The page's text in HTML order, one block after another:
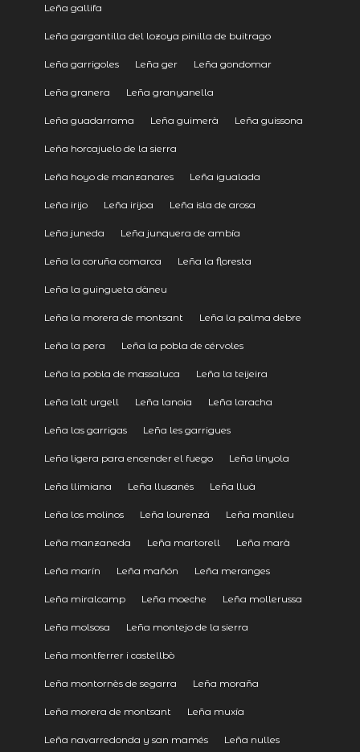
Leña gallifa
Leña gargantilla del lozoya pinilla de buitrago
Leña garrigoles Leña ger Leña gondomar
Leña granera Leña granyanella
Leña guadarrama Leña guimerà Leña guissona
Leña horcajuelo de la sierra
Leña hoyo de manzanares Leña igualada
Leña irijo Leña irijoa Leña isla de arosa
Leña juneda Leña junquera de ambía
Leña la coruña comarca Leña la floresta
Leña la guingueta dàneu
Leña la morera de montsant Leña la palma debre
Leña la pera Leña la pobla de cérvoles
Leña la pobla de massaluca Leña la teijeira
Leña lalt urgell Leña lanoia Leña laracha
Leña las garrigas Leña les garrigues
Leña ligera para encender el fuego Leña linyola
Leña llimiana Leña llusanés Leña lluà
Leña los molinos Leña lourenzá Leña manlleu
Leña manzaneda Leña martorell Leña marà
Leña marín Leña mañón Leña meranges
Leña miralcamp Leña moeche Leña mollerussa
Leña molsosa Leña montejo de la sierra
Leña montferrer i castellbò
Leña montornès de segarra Leña moraña
Leña morera de montsant Leña muxía
Leña navarredonda y san mamés Leña nulles